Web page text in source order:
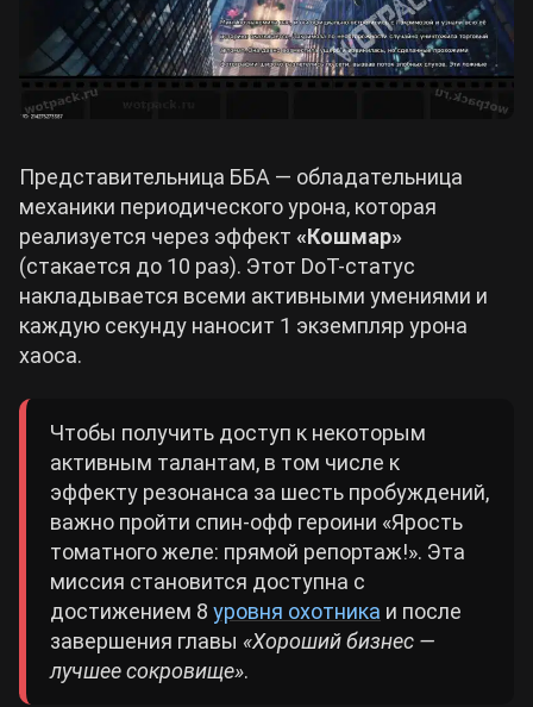
Представительница ББА — обладательница
механики периодического урона, которая
реализуется через эффект «Кошмар»
(стакается до 10 раз). Этот DoT-статус
накладывается всеми активными умениями и
каждую секунду наносит 1 экземпляр урона
хаоса.
Чтобы получить доступ к некоторым
активным талантам, в том числе к
эффекту резонанса за шесть пробуждений,
важно пройти спин-офф героини «Ярость
томатного желе: прямой репортаж!». Эта
миссия становится доступна с
достижением 8 уровня охотника и после
завершения главы «Хороший бизнес —
лучшее сокровище».